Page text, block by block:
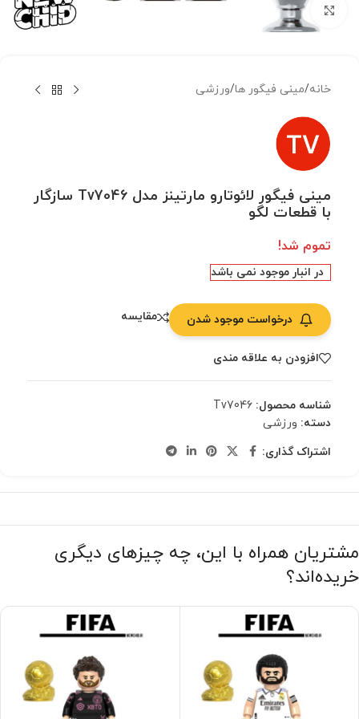
بزرگنمایی تصویر
خانه/مینی فیگور ها/ورزشی
مینی فیگور لائوتارو مارتینز مدل Tv7046 سازگار
با قطعات لگو
تموم شد!
در انبار موجود نمی باشد
درخواست موجود شدن مقایسه
افزودن به علاقه مندی
شناسه محصول: Tv7046
دسته: ورزشی
اشتراک گذاری:
مشتریان همراه با این، چه چیزهای دیگری
خریده‌اند؟